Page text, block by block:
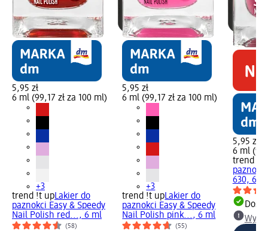
5,95 zł
6 ml (99,17 zł za 100 ml)
+3
trend !t upLakier do
paznokci Easy & Speedy
Nail Polish red..., 6 ml
(58)
5,95 zł
6 ml (99,17 zł za 100 ml)
+3
trend !t upLakier do
paznokci Easy & Speedy
Nail Polish pink..., 6 ml
(55)
5,95 zł
6 ml
trend !t
630, 6